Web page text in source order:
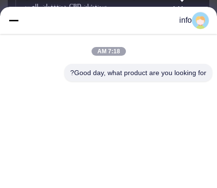
Address
سونغشان CBD، دونغغغوان، الصين
info@gdpowerplus.com
info
7:18 AM
Good day, what product are you looking for?